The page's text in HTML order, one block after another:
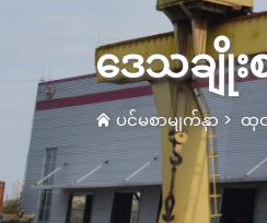
ဒေသချိုး
ပင်မစာမျက်နှာ>ထု